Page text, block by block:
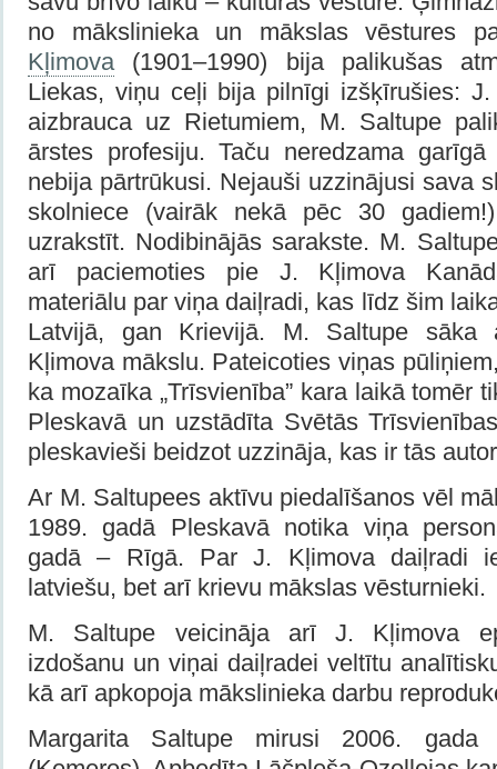
no mākslinieka un mākslas vēstures
Kļimova (1901–1990) bija palikušas
Liekas, viņu ceļi bija pilnīgi izšķīrušies:
aizbrauca uz Rietumiem, M. Saltupe
ārstes profesiju. Taču neredzama
nebija pārtrūkusi. Nejauši uzzinājusi sava
skolniece (vairāk nekā pēc 30
uzrakstīt. Nodibinājās sarakste. M.
arī paciemoties pie J. Kļimova
materiālu par viņa daiļradi, kas līdz šim
Latvijā, gan Krievijā. M. Saltupe sāka
Kļimova mākslu. Pateicoties viņas
ka mozaīka „Trīsvienība” kara laikā tomēr
Pleskavā un uzstādīta Svētās
pleskavieši beidzot uzzināja, kas ir tās
Ar M. Saltupees aktīvu piedalīšanos vēl
1989. gadā Pleskavā notika viņa
gadā – Rīgā. Par J. Kļimova daiļradi
latviešu, bet arī krievu mākslas vēsturnieki.
M. Saltupe veicināja arī J. Kļimova
izdošanu un viņai daiļradei veltītu
kā arī apkopoja mākslinieka darbu
Margarita Saltupe mirusi 2006.